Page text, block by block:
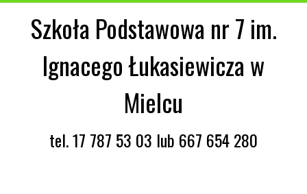
Szkoła Podstawowa nr 7 im.
Ignacego Łukasiewicza w
Mielcu
tel. 17 787 53 03 lub 667 654 280